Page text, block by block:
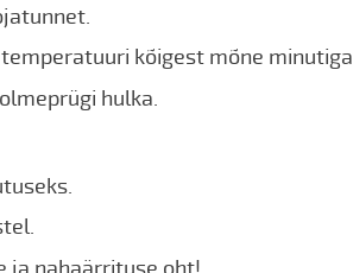
kõigest mõne minutiga.
hulka.
ja nahaärrituse oht!